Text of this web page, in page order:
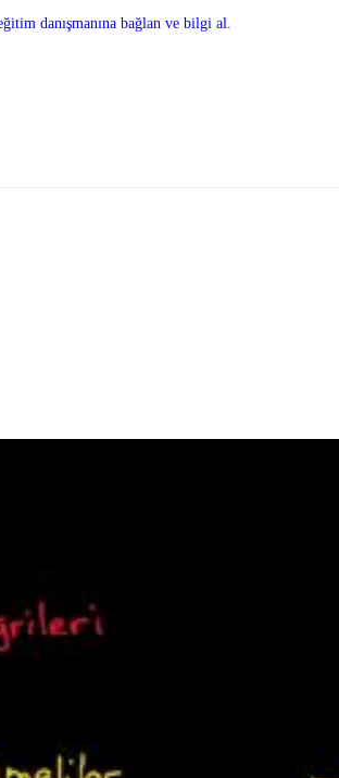
danışmanına bağlan ve bilgi al.